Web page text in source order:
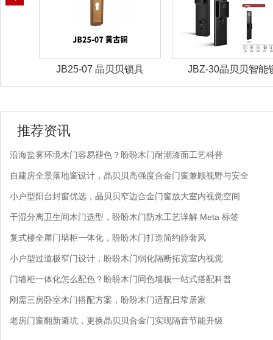
JB25-07 晶贝贝锁具 JBZ-30晶贝贝智能
推荐资讯
沿海盐雾环境木门容易褪色？盼盼木门耐潮漆面工艺科普
自建房全景落地窗设计，晶贝贝高强度合金门窗兼顾视野与安全
小户型阳台封窗优选，晶贝贝窄边合金门窗放大室内视觉空间
干湿分离卫生间木门选型，盼盼木门防水工艺详解 Meta 标签
复式楼全屋门墙柜一体化，盼盼木门打造简约静奢风
小户型过道极窄门设计，盼盼木门弱化隔断拓宽室内视觉
门墙柜一体化怎么配色？盼盼木门同色墙板一站式搭配科普
刚需三房卧室木门搭配方案，盼盼木门适配日常居家
老房门窗翻新避坑，更换晶贝贝合金门实现隔音节能升级